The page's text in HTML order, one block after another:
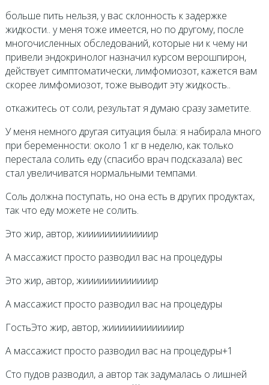
больше пить нельзя, у вас склонность к задержке
жидкости.. у меня тоже имеется, но по другому, после
многочисленных обследований, которые ни к чему ни
привели эндокринолог назначил курсом верошпирон,
действует симптоматически, лимфомиозот, кажется вам
скорее лимфомиозот, тоже выводит эту жидкость..
откажитесь от соли, результат я думаю сразу заметите.
У меня немного другая ситуация была: я набирала много
при беременности: около 1 кг в неделю, как только
перестала солить еду (спасибо врач подсказала) вес
стал увеличиватся нормальными темпами.
Соль должна поступать, но она есть в других продуктах,
так что еду можете не солить.
Это жир, автор, жииииииииииииир
А массажист просто разводил вас на процедуры
Это жир, автор, жииииииииииииир
А массажист просто разводил вас на процедуры
ГостьЭто жир, автор, жииииииииииииир
А массажист просто разводил вас на процедуры+1
Сто пудов разводил, а автор так задумалась о лишней